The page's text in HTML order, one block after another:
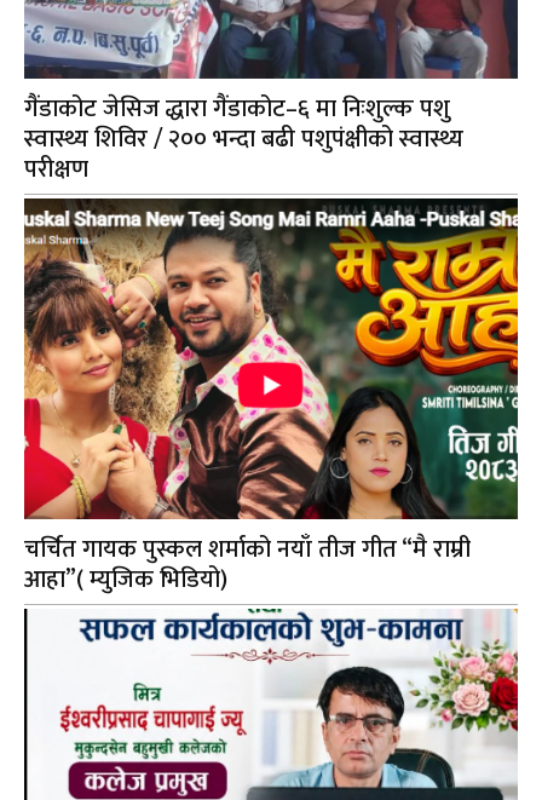
गैंडाकोट जेसिज द्धारा गैंडाकोट–६ मा निःशुल्क पशु
स्वास्थ्य शिविर / २०० भन्दा बढी पशुपंक्षीको स्वास्थ्य
परीक्षण
चर्चित गायक पुस्कल शर्माको नयाँ तीज गीत “मै राम्री
आहा”( म्युजिक भिडियो)